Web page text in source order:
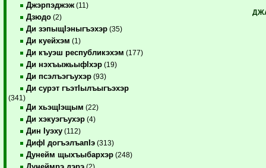
Джэрпэджэж (11)
Дзюдо (2)
Ди зэпыщIэныгъэхэр (35)
Ди куейхэм (1)
Ди къуэш республикэхэм (177)
Ди нэхъыжьыфIхэр (19)
Ди псэлъэгъухэр (93)
Ди сурэт гъэтIылъыгъэхэр
(341)
Ди хьэщIэщым (22)
Ди хэкуэгъухэр (4)
Дин Iуэху (112)
ДифI догъэлъапIэ (313)
Дунейм щыхъыбархэр (248)
(2)